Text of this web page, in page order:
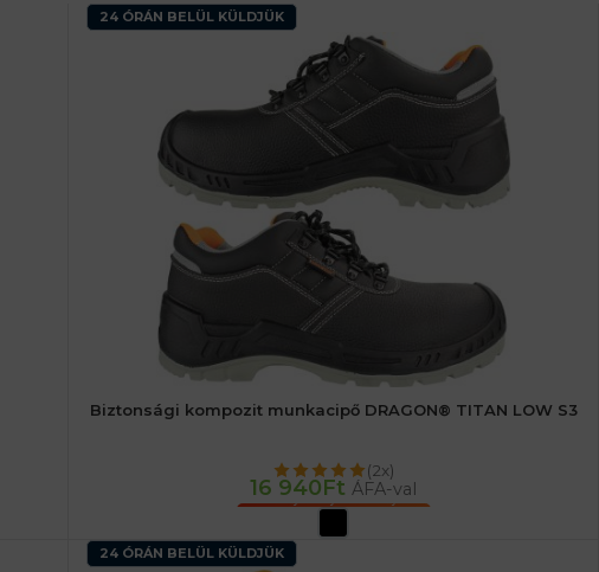
24 ÓRÁN BELÜL KÜLDJÜK
Biztonsági kompozit munkacipő DRAGON® TITAN LOW S3
(2x)
16 940Ft ÁFA-val
OPCIÓK VÁLASZTÁSA
24 ÓRÁN BELÜL KÜLDJÜK